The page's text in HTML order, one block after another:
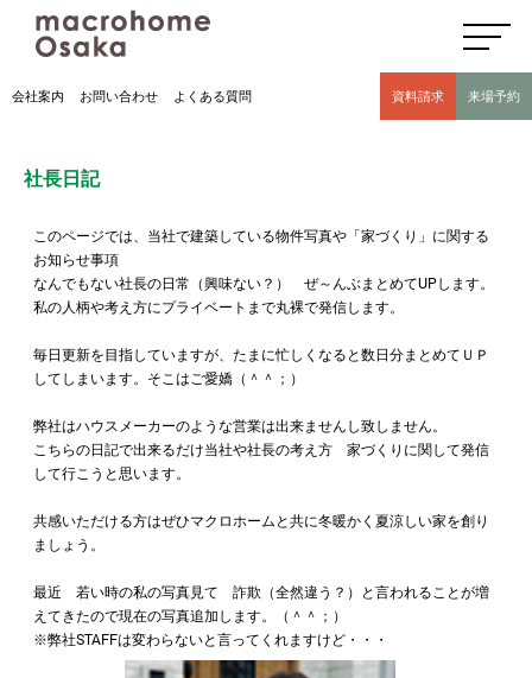
高気密高断熱住宅のマクロホーム大阪の社長日記(豊中市 モデルハウス有)
会社案内 お問い合わせ よくある質問 資料請求 来場予約
社長日記
このページでは、当社で建築している物件写真や「家づくり」に関する
お知らせ事項
なんでもない社長の日常（興味ない？） ぜ～んぶまとめてUPします。
私の人柄や考え方にプライベートまで丸裸で発信します。
毎日更新を目指していますが、たまに忙しくなると数日分まとめてＵＰ
してしまいます。そこはご愛嬌（＾＾；）
弊社はハウスメーカーのような営業は出来ませんし致しません。
こちらの日記で出来るだけ当社や社長の考え方 家づくりに関して発信
して行こうと思います。
共感いただける方はぜひマクロホームと共に冬暖かく夏涼しい家を創り
ましょう。
最近 若い時の私の写真見て 詐欺（全然違う？）と言われることが増
えてきたので現在の写真追加します。（＾＾；）
※弊社STAFFは変わらないと言ってくれますけど・・・